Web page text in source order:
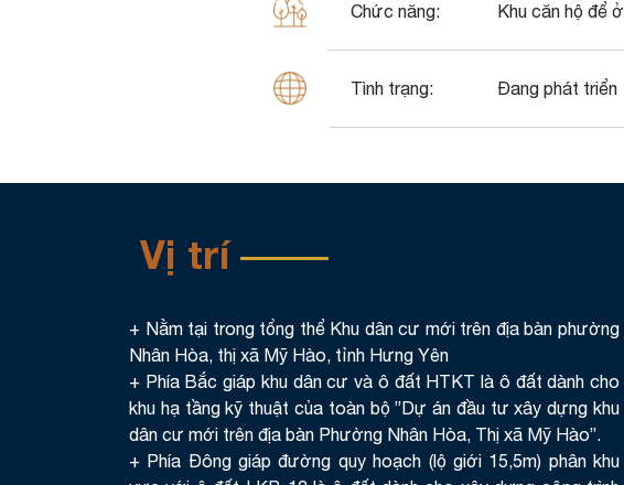
Chức năng: Khu căn hộ để ở
Tình trạng: Đang phát triển
Vị trí
+ Nằm tại trong tổng thể Khu dân cư mới trên địa bàn phường
Nhân Hòa, thị xã Mỹ Hào, tỉnh Hưng Yên
+ Phía Bắc giáp khu dân cư và ô đất HTKT là ô đất dành cho
khu hạ tầng kỹ thuật của toàn bộ ”Dự án đầu tư xây dựng khu
dân cư mới trên địa bàn Phường Nhân Hòa, Thị xã Mỹ Hào”.
+ Phía Đông giáp đường quy hoạch (lộ giới 15,5m) phân khu